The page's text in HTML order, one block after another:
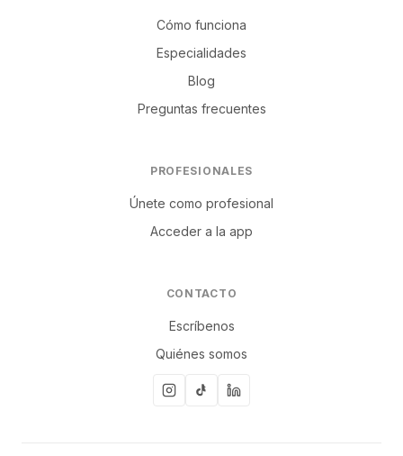
Cómo funciona
Especialidades
Blog
Preguntas frecuentes
PROFESIONALES
Únete como profesional
Acceder a la app
CONTACTO
Escríbenos
Quiénes somos